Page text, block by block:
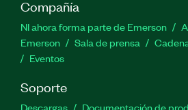
Compañía
NI ahora forma parte de Emerson
Emerson
Sala de prensa
Eventos
Soporte
Descargas Documentación de